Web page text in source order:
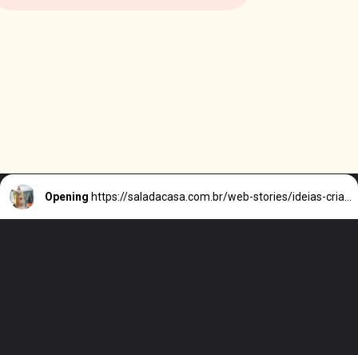
Opening